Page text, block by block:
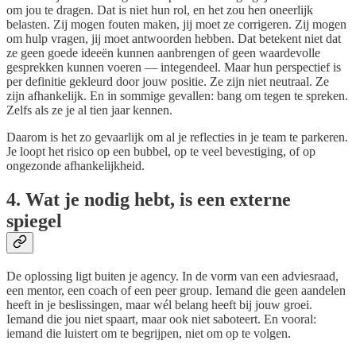
om jou te dragen. Dat is niet hun rol, en het zou hen oneerlijk
belasten. Zij mogen fouten maken, jij moet ze corrigeren. Zij mogen
om hulp vragen, jij moet antwoorden hebben. Dat betekent niet dat
ze geen goede ideeën kunnen aanbrengen of geen waardevolle
gesprekken kunnen voeren — integendeel. Maar hun perspectief is
per definitie gekleurd door jouw positie. Ze zijn niet neutraal. Ze
zijn afhankelijk. En in sommige gevallen: bang om tegen te spreken.
Zelfs als ze je al tien jaar kennen.
Daarom is het zo gevaarlijk om al je reflecties in je team te parkeren.
Je loopt het risico op een bubbel, op te veel bevestiging, of op
ongezonde afhankelijkheid.
4. Wat je nodig hebt, is een externe
spiegel
De oplossing ligt buiten je agency. In de vorm van een adviesraad,
een mentor, een coach of een peer group. Iemand die geen aandelen
heeft in je beslissingen, maar wél belang heeft bij jouw groei.
Iemand die jou niet spaart, maar ook niet saboteert. En vooral:
iemand die luistert om te begrijpen, niet om op te volgen.